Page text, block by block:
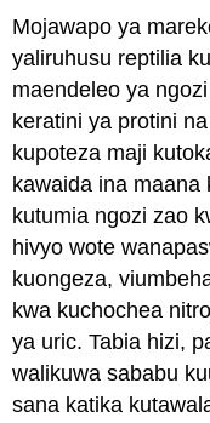
Mojawapo ya
yaliruhusu reptilia
maendeleo ya
keratini ya protini
kupoteza maji
kawaida ina maana
kutumia ngozi zao
hivyo wote
kuongeza,
kwa kuchochea
ya uric. Tabia hizi,
walikuwa sababu
sana katika